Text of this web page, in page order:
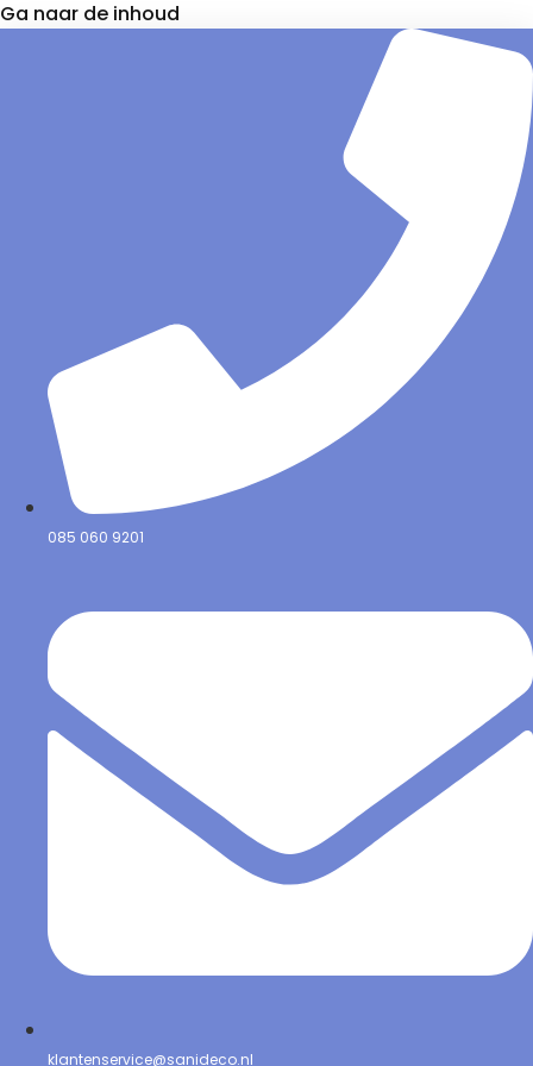
Ga naar de inhoud
085 060 9201
klantenservice@sanideco.nl